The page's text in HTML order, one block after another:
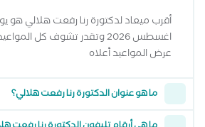
اغسطس 2026 وتقدر تشوف كل
عرض المواعيد أعلاه
ما هو عنوان الدكتورة رنا رفعت هلالي؟